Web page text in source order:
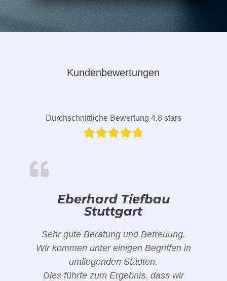
Kundenbewertungen
Durchschnittliche Bewertung 4.8 stars
Eberhard Tiefbau
Stuttgart
Sehr gute Beratung und Betreuung.
Wir kommen unter einigen Begriffen in
umliegenden Städten.
Dies führte zum Ergebnis, dass wir